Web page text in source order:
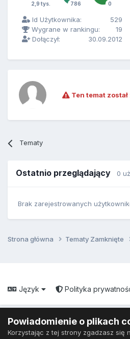
2,9 tys. 786 0
Id Użytkownika:
529
Wygrane w rankingu:
19
Dołączył:
30.09.2012
Ten temat
Tematy
Ostatnio przeglądający 0
Brak zarejestrowanych
Strona główna Tematy Zamknięte
Język Polityka
Powiadomienie o plikach
Korzystając z tej strony zgadzasz się